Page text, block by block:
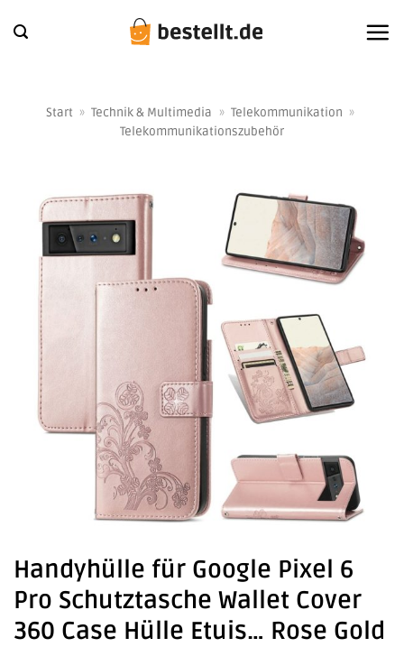
Inhalt
Start » Technik & Multimedia » Telekommunikation »
Telekommunikationszubehör
Handyhülle für Google Pixel 6
Pro Schutztasche Wallet Cover
360 Case Hülle Etuis… Rose Gold